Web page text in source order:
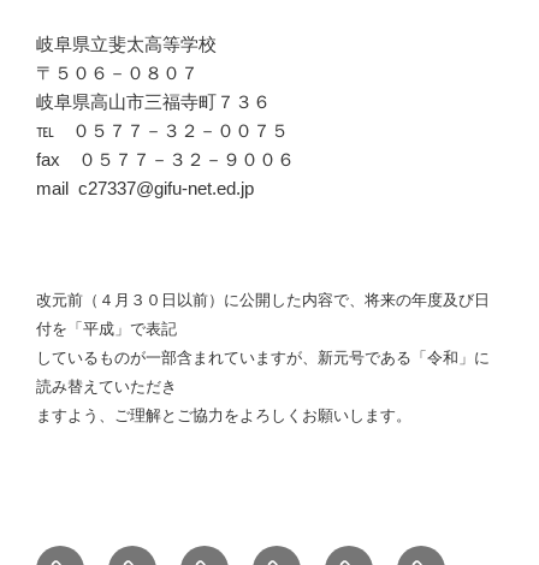
岐阜県立斐太高等学校
〒５０６－０８０７
岐阜県高山市三福寺町７３６
℡ ０５７７－３２－００７５
fax ０５７７－３２－９００６
mail c27337@gifu-net.ed.jp
改元前（４月３０日以前）に公開した内容で、将来の年度及び日
付を「平成」で表記
しているものが一部含まれていますが、新元号である「令和」に
読み替えていただき
ますよう、ご理解とご協力をよろしくお願いします。
学 行 探 斐 在 中